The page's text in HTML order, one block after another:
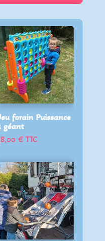
forain Puissance
géant
€ TTC